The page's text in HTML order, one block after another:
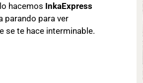
hacemos InkaExpress
parando para ver
se te hace interminable.